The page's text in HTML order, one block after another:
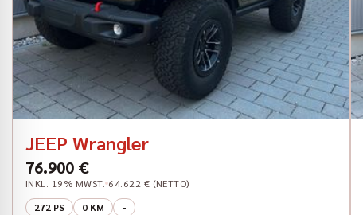
JEEP Wrangler
76.900 €
INKL. 19% MWST. 64.622 € (NETTO)
272 PS
0 KM -